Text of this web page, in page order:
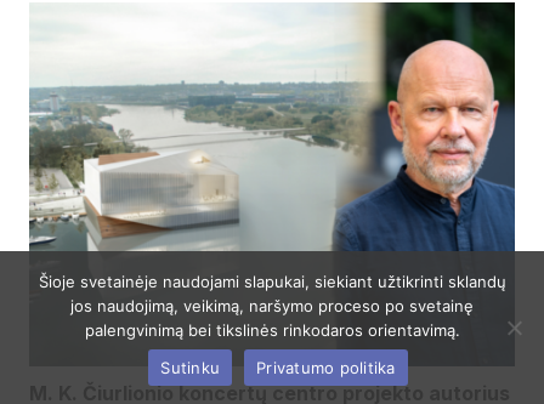
M. K. Čiurlionio koncertų centro projekto autorius
Šioje svetainėje naudojami slapukai, siekiant užtikrinti sklandų
jos naudojimą, veikimą, naršymo proceso po svetainę
palengvinimą bei tikslinės rinkodaros orientavimą.
Sutinku
Privatumo politika